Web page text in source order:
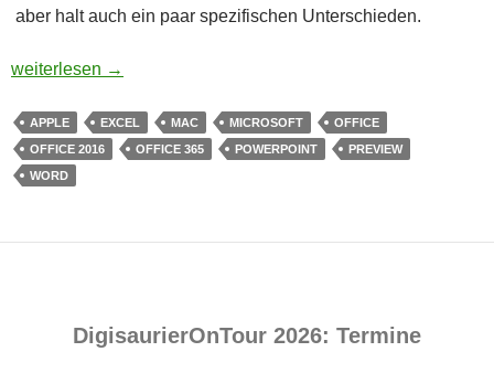
aber halt auch ein paar spezifischen Unterschieden.
Wie Microsoft den Mac wieder entdeckte
weiterlesen →
APPLE EXCEL MAC MICROSOFT
OFFICE
OFFICE 2016
OFFICE 365 POWERPOINT
PREVIEW
WORD
DigisaurierOnTour 2026: Termine